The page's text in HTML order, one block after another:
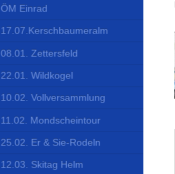
ÖM Einrad
17.07.Kerschbaumeralm
08.01. Zettersfeld
22.01. Wildkogel
10.02. Vollversammlung
11.02. Mondscheintour
25.02. Er & Sie-Rodeln
12.03. Skitag Helm